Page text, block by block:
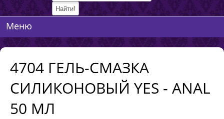
Меню
4704 ГЕЛЬ-СМАЗКА
СИЛИКОНОВЫЙ YES - ANAL
50 МЛ